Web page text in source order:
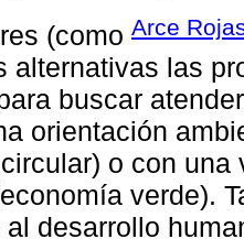
(como Arce
alternativas las
buscar
orientación
o con
verde).
al desarrollo